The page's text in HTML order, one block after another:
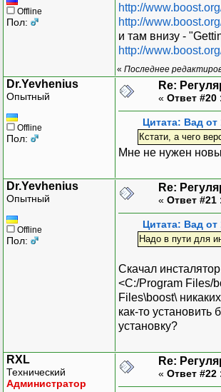
Offline
Пол:
http://
http://
и там внизу -
http://
« Последнее
Dr.Yevhenius
Опытный
Offline
Пол:
Re:
« Ответ #20
Цитата: Вад от
Кстати, а чего
Мне не нужен
Dr.Yevhenius
Опытный
Offline
Пол:
Re:
« Ответ #21
Цитата: Вад от
Надо в пути для
Скачал
<C:/Program Files/
Files\boost\
как-то установить
установку?
RXL
Технический
Администратор
Re:
« Ответ #22